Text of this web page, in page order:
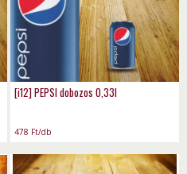
[i12] PEPSI dobozos 0,33l
478 Ft/db